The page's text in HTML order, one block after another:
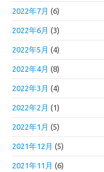
2022年7月 (6)
2022年6月 (3)
2022年5月 (4)
2022年4月 (8)
2022年3月 (4)
2022年2月 (1)
2022年1月 (5)
2021年12月 (5)
2021年11月 (6)